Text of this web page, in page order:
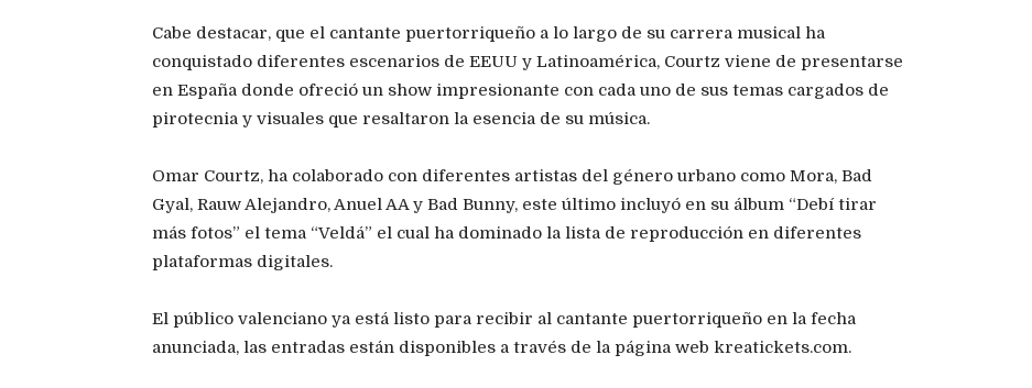
Cabe destacar, que el cantante puertorriqueño a lo largo de su carrera musical ha
conquistado diferentes escenarios de EEUU y Latinoamérica, Courtz viene de presentarse
en España donde ofreció un show impresionante con cada uno de sus temas cargados de
pirotecnia y visuales que resaltaron la esencia de su música.
Omar Courtz, ha colaborado con diferentes artistas del género urbano como Mora, Bad
Gyal, Rauw Alejandro, Anuel AA y Bad Bunny, este último incluyó en su álbum “Debí tirar
más fotos” el tema “Veldá” el cual ha dominado la lista de reproducción en diferentes
plataformas digitales.
El público valenciano ya está listo para recibir al cantante puertorriqueño en la fecha
anunciada, las entradas están disponibles a través de la página web kreatickets.com.